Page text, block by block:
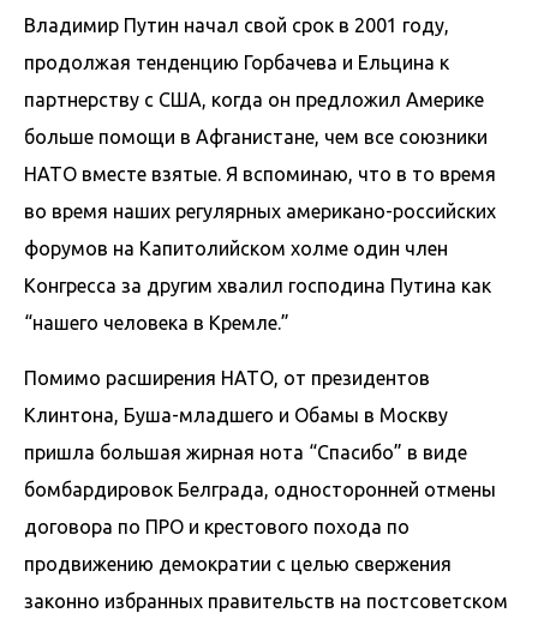
Владимир Путин начал свой срок в 2001 году,
продолжая тенденцию Горбачева и Ельцина к
партнерству с США, когда он предложил Америке
больше помощи в Афганистане, чем все союзники
НАТО вместе взятые. Я вспоминаю, что в то время
во время наших регулярных американо-российских
форумов на Капитолийском холме один член
Конгресса за другим хвалил господина Путина как
“нашего человека в Кремле.”
Помимо расширения НАТО, от президентов
Клинтона, Буша-младшего и Обамы в Москву
пришла большая жирная нота “Спасибо” в виде
бомбардировок Белграда, односторонней отмены
договора по ПРО и крестового похода по
продвижению демократии с целью свержения
законно избранных правительств на постсоветском